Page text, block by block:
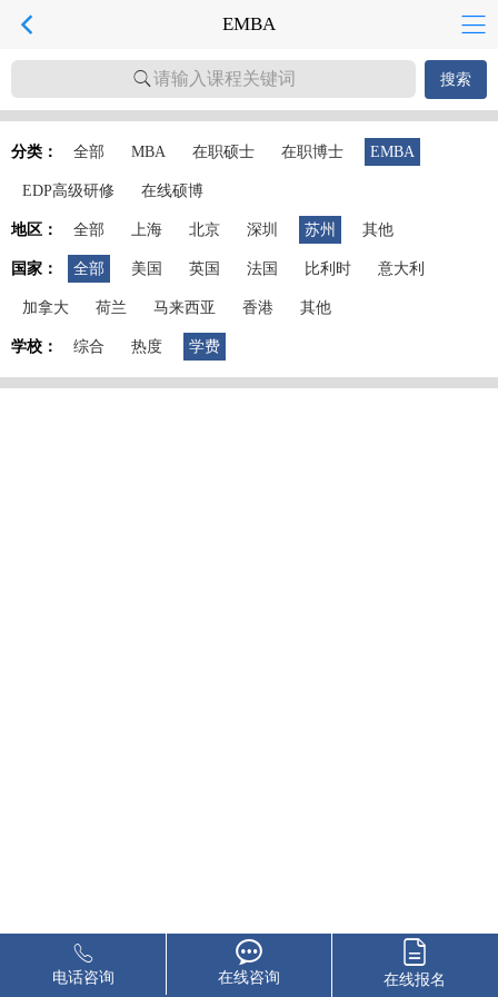
EMBA
请输入课程关键词 搜索
分类： 全部 MBA 在职硕士 在职博士 EMBA
EDP高级研修 在线硕博
地区： 全部 上海 北京 深圳 苏州 其他
国家： 全部 美国 英国 法国 比利时 意大利
加拿大 荷兰 马来西亚 香港 其他
学校： 综合 热度 学费
电话咨询 在线咨询 在线报名